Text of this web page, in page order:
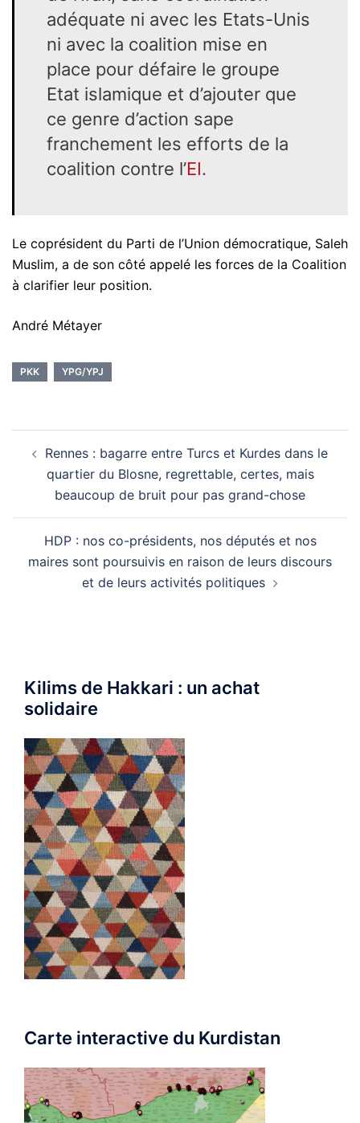
adéquate ni avec les Etats-Unis
ni avec la coalition mise en
place pour défaire le groupe
Etat islamique et d’ajouter que
ce genre d’action sape
franchement les efforts de la
coalition contre l’EI.
Le coprésident du Parti de l’Union démocratique, Saleh
Muslim, a de son côté appelé les forces de la Coalition
à clarifier leur position.
André Métayer
PKK YPG/YPJ
d’article
Rennes : bagarre entre Turcs et Kurdes dans le
quartier du Blosne, regrettable, certes, mais
beaucoup de bruit pour pas grand-chose
HDP : nos co-présidents, nos députés et nos
maires sont poursuivis en raison de leurs discours
et de leurs activités politiques
Kilims de Hakkari : un achat
solidaire
Carte interactive du Kurdistan